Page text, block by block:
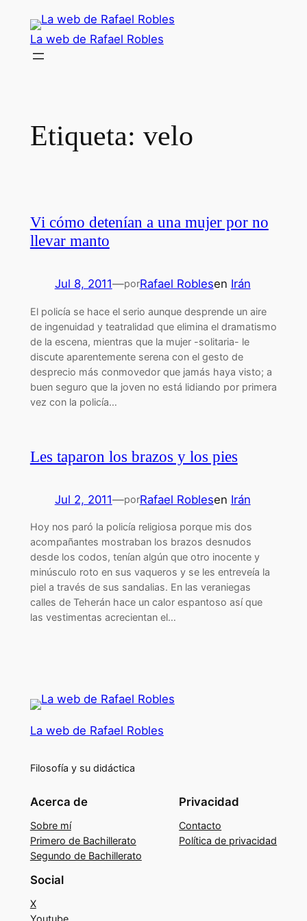
contenido
La web de Rafael Robles
Etiqueta: velo
Vi cómo detenían a una mujer por no
llevar manto
Jul 8, 2011—porRafael Roblesen Irán
El policía se hace el serio aunque desprende un aire
de ingenuidad y teatralidad que elimina el dramatismo
de la escena, mientras que la mujer -solitaria- le
discute aparentemente serena con el gesto de
desprecio más conmovedor que jamás haya visto; a
buen seguro que la joven no está lidiando por primera
vez con la policía…
Les taparon los brazos y los pies
Jul 2, 2011—porRafael Roblesen Irán
Hoy nos paró la policía religiosa porque mis dos
acompañantes mostraban los brazos desnudos
desde los codos, tenían algún que otro inocente y
minúsculo roto en sus vaqueros y se les entreveía la
piel a través de sus sandalias. En las veraniegas
calles de Teherán hace un calor espantoso así que
las vestimentas acrecientan el…
La web de Rafael Robles
Filosofía y su didáctica
Acerca de
Sobre mí
Primero de Bachillerato
Segundo de Bachillerato
Privacidad
Contacto
Política de privacidad
Social
X
Youtube